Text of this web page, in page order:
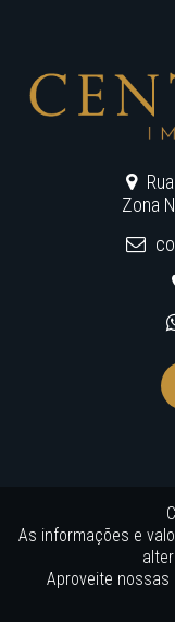
Zona
As informações e
Aproveite